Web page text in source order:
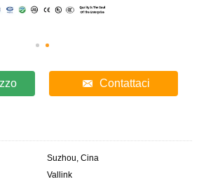
Contattaci
Suzhou, Cina
Vallink